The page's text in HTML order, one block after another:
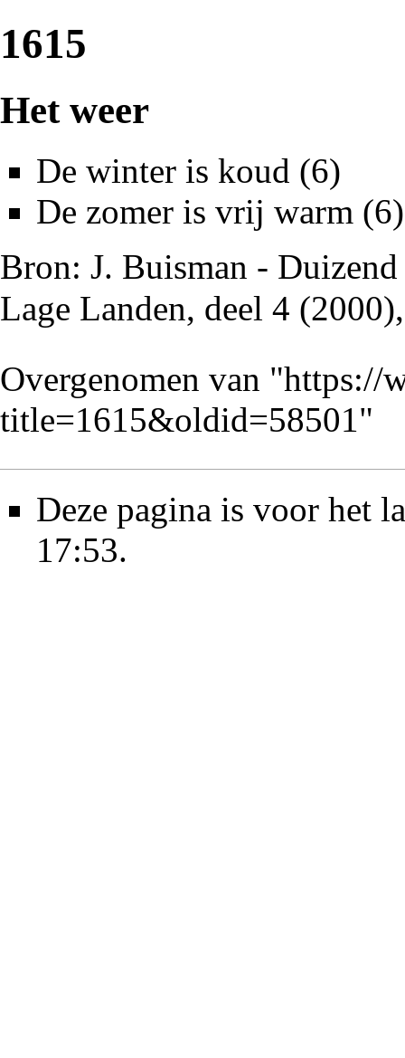
1615
Het weer
De winter is koud (6)
De zomer is vrij warm (6)
Bron: J. Buisman -
Lage Landen, deel 4
Overgenomen van "https://
title=1615&oldid=58501"
Deze pagina is voor het
17:53.